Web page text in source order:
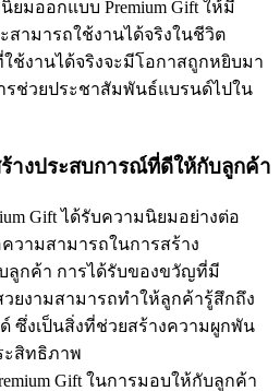
มออกแบบ Premium Gift ให้มี
สามารถใช้งานได้จริงในชีวิต
ช้งานได้จริงจะมีโอกาสถูกหยิบมา
รช่วยประชาสัมพันธ์แบรนด์ไปใน
างประสบการณ์ที่ดีให้กับลูกค้า
Gift ได้รับความนิยมอย่างต่อ
วามสามารถในการสร้าง
ลูกค้า การได้รับของขวัญที่มี
งามสามารถทำให้ลูกค้ารู้สึกถึง
ซึ่งเป็นสิ่งที่ช่วยสร้างความผูกพัน
ะสิทธิภาพ
Gift ในการมอบให้กับลูกค้า